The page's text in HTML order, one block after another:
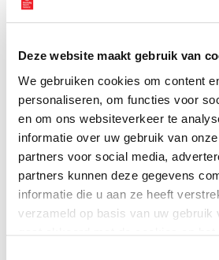
Deze website maakt gebruik van
We gebruiken cookies om content
personaliseren, om functies voor
en om ons websiteverkeer te
informatie over uw gebruik van
partners voor social media,
partners kunnen deze gegevens
informatie die u aan ze heeft
verzameld op basis van uw gebruik
Midden tussen de uitgestrekte groene
onmetelijk hoge waddenlucht, aan de
‘De Hoge Berg’ staat de voormalige
Oudeschild. Waar vroeger kaas werd
koperen brouwketels.